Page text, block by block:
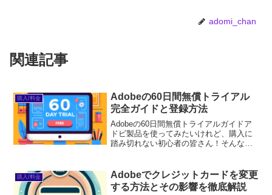
adomi_chan
関連記事
購入/料金
Adobeの60日間無償トライアル
完全ガイドと登録方法
Adobeの60日間無償トライアルガイドア
ドビ製品を使ってみたいけれど、購入に
踏み切れない初心者の皆さん！そんなあ
れば、気軽に製品を試すことができるん
です。このガイド...
購入/料金
Adobeでクレジットカードを変更
する方法とその影響を徹底解説